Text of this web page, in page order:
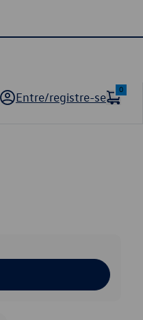
Entre/registre-se
0